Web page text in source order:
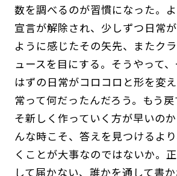
数を調べるのが習慣になった。
宣言が解除され、少しずつ日常
ように感じたその矢先、またク
ュースを目にする。そうやって
はずの日常がコロコロと形を変
常って何だったんだろう。もう
そ新しく作っていく方が早いの
んな時こそ、答えを見つけるよ
くことが大事なのではないか。
して届かない、誰かを通して書